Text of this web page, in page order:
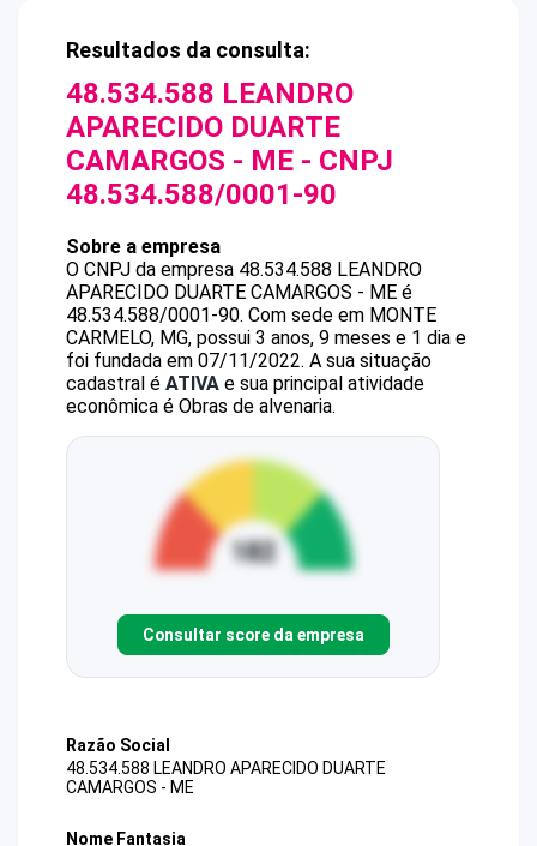
Resultados da consulta:
48.534.588 LEANDRO
APARECIDO DUARTE
CAMARGOS - ME - CNPJ
48.534.588/0001-90
Sobre a empresa
O CNPJ da empresa 48.534.588 LEANDRO
APARECIDO DUARTE CAMARGOS - ME é
48.534.588/0001-90. Com sede em MONTE
CARMELO, MG, possui 3 anos, 9 meses e 1 dia e
foi fundada em 07/11/2022. A sua situação
cadastral é ATIVA e sua principal atividade
econômica é Obras de alvenaria.
Consultar score da empresa
Razão Social
48.534.588 LEANDRO APARECIDO DUARTE
CAMARGOS - ME
Nome Fantasia